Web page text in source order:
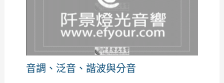
音調、泛音、諧波與分音